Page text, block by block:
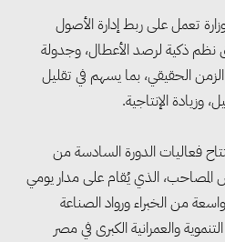
تعمل على ربط إدارة الأصول
نظم ذكية لرصد الأعطال، وجدولة
الزمن الحقيقي، بما يسهم في تقليل
وزيادة الإنتاجية.
فعاليات الدورة السادسة من
المصاحب، الذي يُقام على مدار يومي
واسعة من الخبراء ورواد الصناعة
والعمرانية الكبرى في مصر